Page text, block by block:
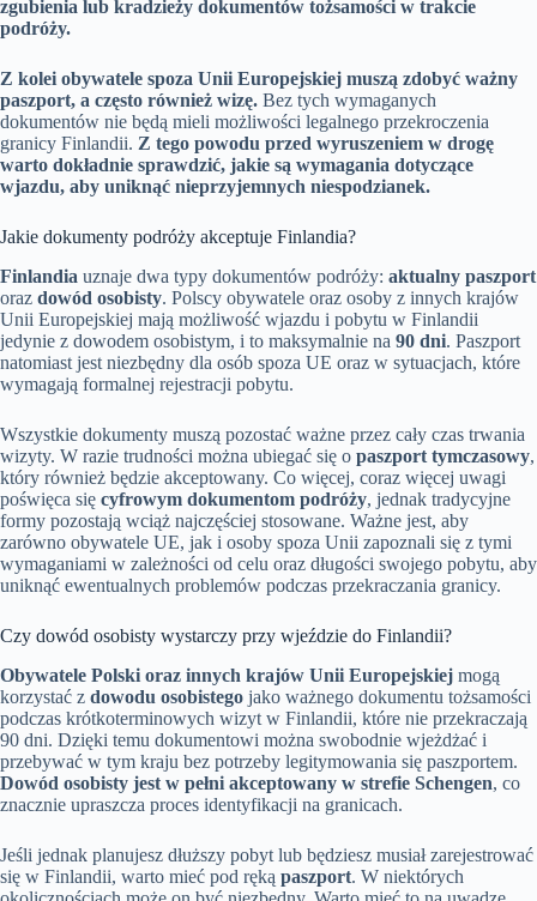
zgubienia lub kradzieży dokumentów tożsamości w trakcie
podróży.
Z kolei obywatele spoza Unii Europejskiej muszą zdobyć ważny
paszport, a często również wizę. Bez tych wymaganych
dokumentów nie będą mieli możliwości legalnego przekroczenia
granicy Finlandii. Z tego powodu przed wyruszeniem w drogę
warto dokładnie sprawdzić, jakie są wymagania dotyczące
wjazdu, aby uniknąć nieprzyjemnych niespodzianek.
Jakie dokumenty podróży akceptuje Finlandia?
Finlandia uznaje dwa typy dokumentów podróży: aktualny paszport
oraz dowód osobisty. Polscy obywatele oraz osoby z innych krajów
Unii Europejskiej mają możliwość wjazdu i pobytu w Finlandii
jedynie z dowodem osobistym, i to maksymalnie na 90 dni. Paszport
natomiast jest niezbędny dla osób spoza UE oraz w sytuacjach, które
wymagają formalnej rejestracji pobytu.
Wszystkie dokumenty muszą pozostać ważne przez cały czas trwania
wizyty. W razie trudności można ubiegać się o paszport tymczasowy,
który również będzie akceptowany. Co więcej, coraz więcej uwagi
poświęca się cyfrowym dokumentom podróży, jednak tradycyjne
formy pozostają wciąż najczęściej stosowane. Ważne jest, aby
zarówno obywatele UE, jak i osoby spoza Unii zapoznali się z tymi
wymaganiami w zależności od celu oraz długości swojego pobytu, aby
uniknąć ewentualnych problemów podczas przekraczania granicy.
Czy dowód osobisty wystarczy przy wjeździe do Finlandii?
Obywatele Polski oraz innych krajów Unii Europejskiej mogą
korzystać z dowodu osobistego jako ważnego dokumentu tożsamości
podczas krótkoterminowych wizyt w Finlandii, które nie przekraczają
90 dni. Dzięki temu dokumentowi można swobodnie wjeżdżać i
przebywać w tym kraju bez potrzeby legitymowania się paszportem.
Dowód osobisty jest w pełni akceptowany w strefie Schengen, co
znacznie upraszcza proces identyfikacji na granicach.
Jeśli jednak planujesz dłuższy pobyt lub będziesz musiał zarejestrować
się w Finlandii, warto mieć pod ręką paszport. W niektórych